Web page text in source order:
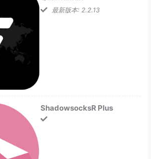
最新版本: 2.2.13
ShadowsocksR Plus